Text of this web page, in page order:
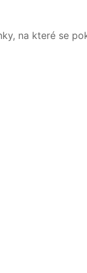
na které se